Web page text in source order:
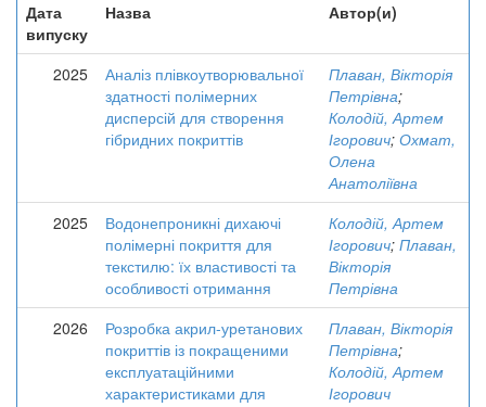
Дата
випуску
Назва Автор(и)
2025
Аналіз плівкоутворювальної
здатності полімерних
дисперсій для створення
гібридних покриттів
Плаван, Вікторія
Петрівна;
Колодій, Артем
Ігорович; Охмат,
Олена
Анатоліївна
2025
Водонепроникні дихаючі
полімерні покриття для
текстилю: їх властивості та
особливості отримання
Колодій, Артем
Ігорович; Плаван,
Вікторія
Петрівна
2026
Розробка акрил-уретанових
покриттів із покращеними
експлуатаційними
характеристиками для
Плаван, Вікторія
Петрівна;
Колодій, Артем
Ігорович